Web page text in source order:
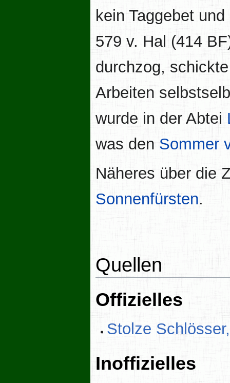
kein Taggebet
579 v. Hal (414
durchzog,
Arbeiten
wurde in der Abtei
was den Sommer
Näheres über die
Sonnenfürsten.
Quellen
Offizielles
Stolze
Inoffizielles